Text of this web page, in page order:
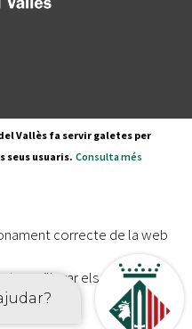
dades Mapa del lloc
Vallès fa servir galetes per
seus usuaris. Consulta més
correcte de la web
millorar els serveis del